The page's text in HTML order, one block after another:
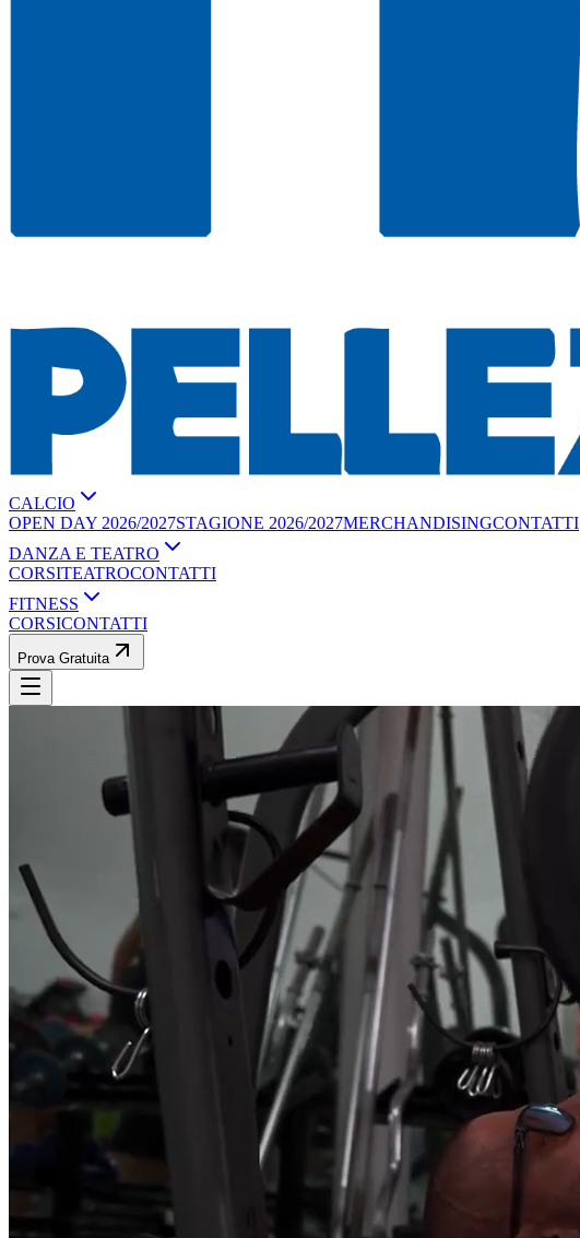
CALCIO
OPEN DAY 2026/2027STAGIONE 2026/2027MERCHANDISINGCONTATTI
DANZA E TEATRO
CORSITEATROCONTATTI
FITNESS
CORSICONTATTI
Prova Gratuita